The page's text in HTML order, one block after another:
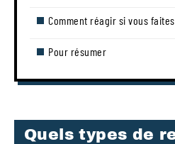
Comment réagir si vous
Pour résumer
Quels types de